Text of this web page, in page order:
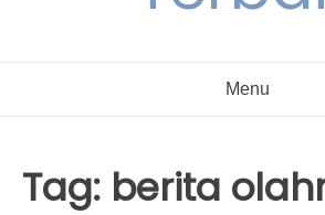
Menu
Tag: berita